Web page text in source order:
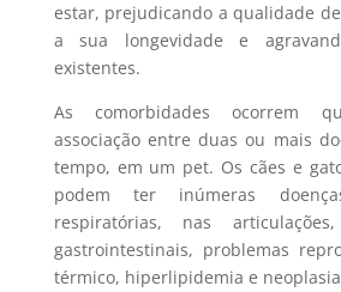
estar, prejudicando a qualidade
a sua longevidade e
existentes.
As comorbidades ocorrem
associação entre duas ou mais
tempo, em um pet. Os cães e
podem ter inúmeras
respiratórias, nas articulações,
gastrointestinais, problemas
térmico, hiperlipidemia e